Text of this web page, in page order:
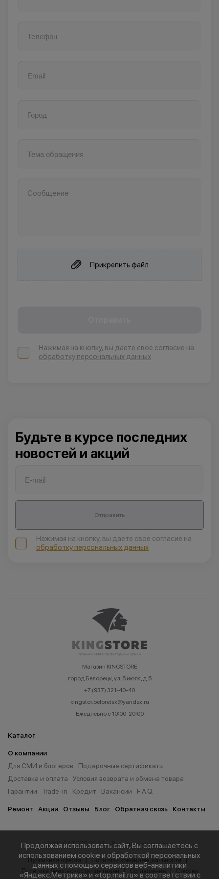
Уфа
Ханты- Мансийск
Прикрепить файл
Нажимая на кнопку, вы даёте своё согласие на
обработку персональных данных
Будьте в курсе последних
новостей и акций
Отправить
Нажимая на кнопку, вы даёте своё согласие на
обработку персональных данных
Магазин KINGSTORE
город Белорецк, ул. 5 июля, д.5
+7 (937) 321-40-40
kingstor.beloretsk@yandex.ru
Ежедневно с 10:00-20:00
Каталог
О компании
Для СМИ и блогеров
Подарочные сертификаты
Доставка и оплата
Условия возврата и обмена товара
Гарантии
Trade-in Кредит Вакансии F.A.Q.
Ремонт Акции Отзывы Блог Обратная связь Контакты
© KINGSTORE 2026 г. Все права защищены.
Публичная оферта
Политика конфиденциальности
Политика безопасности платежей
Продолжая использовать сайт, Вы соглашаетесь с
использованием cookie и обработкой персональных
данных с помощью сервисов веб-аналитики
«Яндекс.Метрика» и «top.mail.ru» в соответствии с